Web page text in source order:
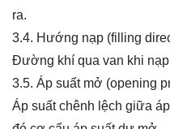
ra.
3.4. Hướng nạp (filling
Đường khí qua van khi
3.5. Áp suất mở (opening
Áp suất chênh lệch giữa